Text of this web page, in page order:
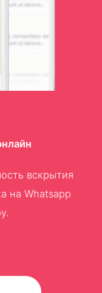
вскрытия
на Whatsapp